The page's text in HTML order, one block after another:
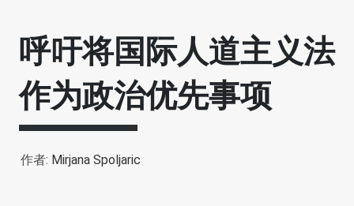
呼吁将国际人道主义法
作为政治优先事项
作者: Mirjana Spoljaric